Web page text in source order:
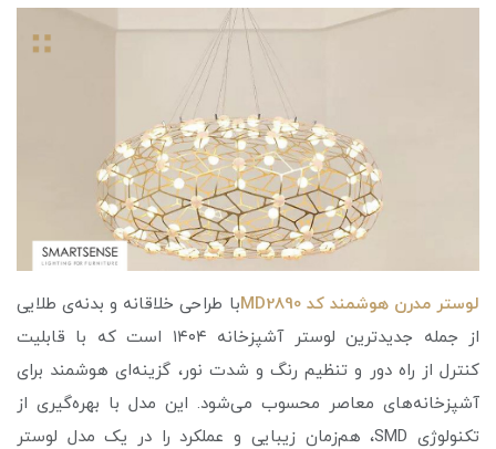
لوستر مدرن هوشمند کد MD2890
با طراحی خلاقانه و بدنه‌ی طلایی
از جمله جدیدترین لوستر آشپزخانه ۱۴۰۴ است که با قابلیت
کنترل از راه دور و تنظیم رنگ و شدت نور، گزینه‌ای هوشمند برای
آشپزخانه‌های معاصر محسوب می‌شود. این مدل با بهره‌گیری از
تکنولوژی SMD، هم‌زمان زیبایی و عملکرد را در یک مدل لوستر